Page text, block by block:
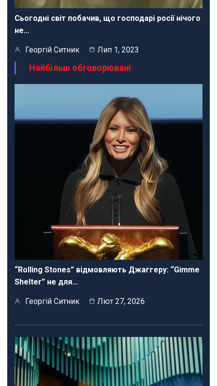
Сьогодні світ побачив, що господарі росії нічого
не…
Георгій Ситник Лип 1, 2023
Найбільш обговорювані
“Rolling Stones” відмовляють Джаггеру: “Gimme
Shelter” не для…
Георгій Ситник Лют 27, 2026